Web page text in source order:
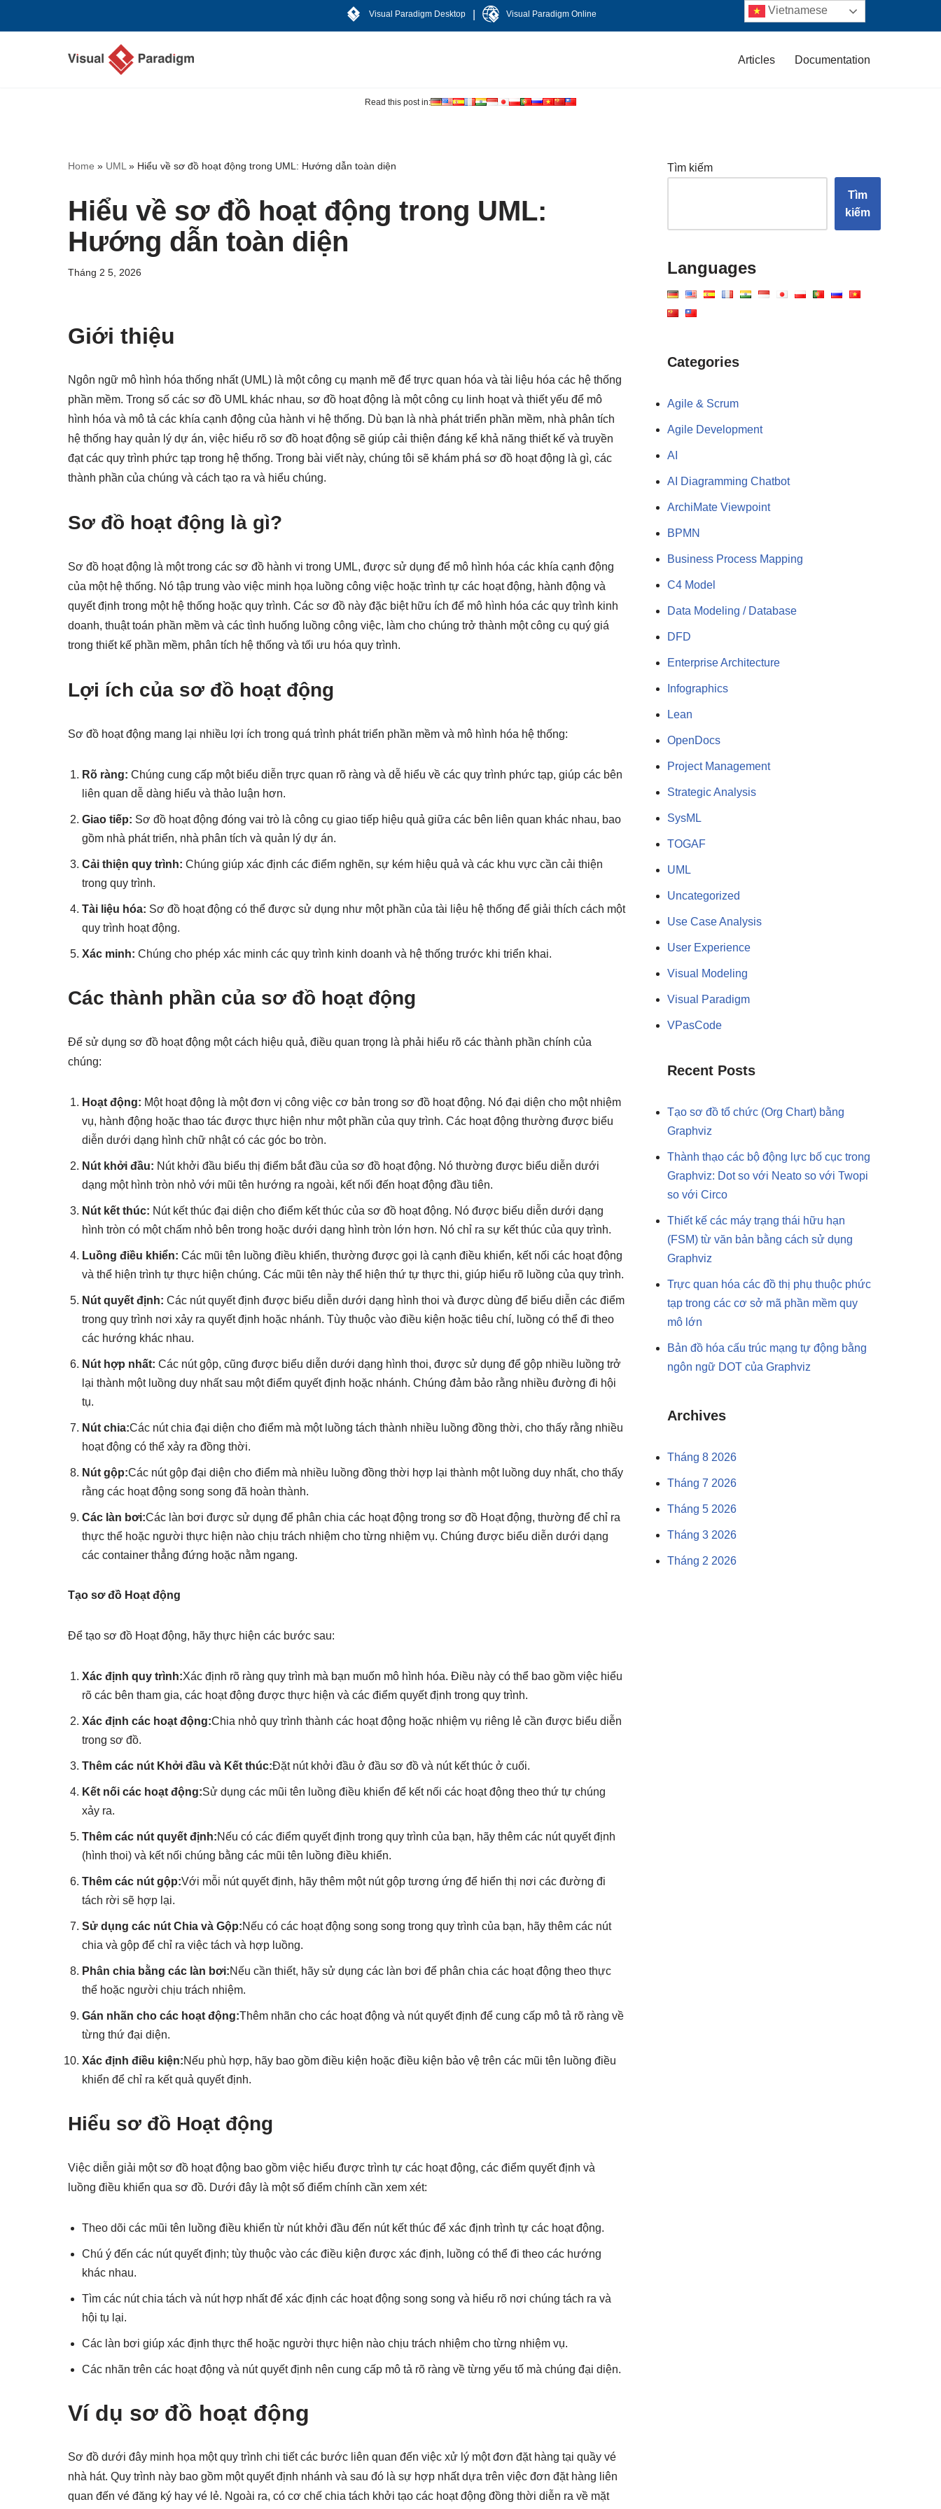
Visual Paradigm Desktop Visual Paradigm Online
Articles Documentation
Read this post in:
Home » UML » Hiểu về sơ đồ hoạt động trong UML: Hướng dẫn toàn diện
Hiểu về sơ đồ hoạt động trong UML:
Hướng dẫn toàn diện
Tháng 2 5, 2026
Giới thiệu
Ngôn ngữ mô hình hóa thống nhất (UML) là một công cụ mạnh mẽ để trực quan hóa và tài liệu hóa các hệ thống
phần mềm. Trong số các sơ đồ UML khác nhau, sơ đồ hoạt động là một công cụ linh hoạt và thiết yếu để mô
hình hóa và mô tả các khía cạnh động của hành vi hệ thống. Dù bạn là nhà phát triển phần mềm, nhà phân tích
hệ thống hay quản lý dự án, việc hiểu rõ sơ đồ hoạt động sẽ giúp cải thiện đáng kể khả năng thiết kế và truyền
đạt các quy trình phức tạp trong hệ thống. Trong bài viết này, chúng tôi sẽ khám phá sơ đồ hoạt động là gì, các
thành phần của chúng và cách tạo ra và hiểu chúng.
Sơ đồ hoạt động là gì?
Sơ đồ hoạt động là một trong các sơ đồ hành vi trong UML, được sử dụng để mô hình hóa các khía cạnh động
của một hệ thống. Nó tập trung vào việc minh họa luồng công việc hoặc trình tự các hoạt động, hành động và
quyết định trong một hệ thống hoặc quy trình. Các sơ đồ này đặc biệt hữu ích để mô hình hóa các quy trình kinh
doanh, thuật toán phần mềm và các tình huống luồng công việc, làm cho chúng trở thành một công cụ quý giá
trong thiết kế phần mềm, phân tích hệ thống và tối ưu hóa quy trình.
Lợi ích của sơ đồ hoạt động
Sơ đồ hoạt động mang lại nhiều lợi ích trong quá trình phát triển phần mềm và mô hình hóa hệ thống:
Rõ ràng: Chúng cung cấp một biểu diễn trực quan rõ ràng và dễ hiểu về các quy trình phức tạp, giúp các bên
liên quan dễ dàng hiểu và thảo luận hơn.
Giao tiếp: Sơ đồ hoạt động đóng vai trò là công cụ giao tiếp hiệu quả giữa các bên liên quan khác nhau, bao
gồm nhà phát triển, nhà phân tích và quản lý dự án.
Cải thiện quy trình: Chúng giúp xác định các điểm nghẽn, sự kém hiệu quả và các khu vực cần cải thiện
trong quy trình.
Tài liệu hóa: Sơ đồ hoạt động có thể được sử dụng như một phần của tài liệu hệ thống để giải thích cách một
quy trình hoạt động.
Xác minh: Chúng cho phép xác minh các quy trình kinh doanh và hệ thống trước khi triển khai.
Các thành phần của sơ đồ hoạt động
Để sử dụng sơ đồ hoạt động một cách hiệu quả, điều quan trọng là phải hiểu rõ các thành phần chính của
chúng:
Hoạt động: Một hoạt động là một đơn vị công việc cơ bản trong sơ đồ hoạt động. Nó đại diện cho một nhiệm
vụ, hành động hoặc thao tác được thực hiện như một phần của quy trình. Các hoạt động thường được biểu
diễn dưới dạng hình chữ nhật có các góc bo tròn.
Nút khởi đầu: Nút khởi đầu biểu thị điểm bắt đầu của sơ đồ hoạt động. Nó thường được biểu diễn dưới
dạng một hình tròn nhỏ với mũi tên hướng ra ngoài, kết nối đến hoạt động đầu tiên.
Nút kết thúc: Nút kết thúc đại diện cho điểm kết thúc của sơ đồ hoạt động. Nó được biểu diễn dưới dạng
hình tròn có một chấm nhỏ bên trong hoặc dưới dạng hình tròn lớn hơn. Nó chỉ ra sự kết thúc của quy trình.
Luồng điều khiển: Các mũi tên luồng điều khiển, thường được gọi là cạnh điều khiển, kết nối các hoạt động
và thể hiện trình tự thực hiện chúng. Các mũi tên này thể hiện thứ tự thực thi, giúp hiểu rõ luồng của quy trình.
Nút quyết định: Các nút quyết định được biểu diễn dưới dạng hình thoi và được dùng để biểu diễn các điểm
trong quy trình nơi xảy ra quyết định hoặc nhánh. Tùy thuộc vào điều kiện hoặc tiêu chí, luồng có thể đi theo
các hướng khác nhau.
Nút hợp nhất: Các nút gộp, cũng được biểu diễn dưới dạng hình thoi, được sử dụng để gộp nhiều luồng trở
lại thành một luồng duy nhất sau một điểm quyết định hoặc nhánh. Chúng đảm bảo rằng nhiều đường đi hội
tụ.
Nút chia:Các nút chia đại diện cho điểm mà một luồng tách thành nhiều luồng đồng thời, cho thấy rằng nhiều
hoạt động có thể xảy ra đồng thời.
Nút gộp:Các nút gộp đại diện cho điểm mà nhiều luồng đồng thời hợp lại thành một luồng duy nhất, cho thấy
rằng các hoạt động song song đã hoàn thành.
Các làn bơi:Các làn bơi được sử dụng để phân chia các hoạt động trong sơ đồ Hoạt động, thường để chỉ ra
thực thể hoặc người thực hiện nào chịu trách nhiệm cho từng nhiệm vụ. Chúng được biểu diễn dưới dạng
các container thẳng đứng hoặc nằm ngang.
Tạo sơ đồ Hoạt động
Để tạo sơ đồ Hoạt động, hãy thực hiện các bước sau:
Xác định quy trình:Xác định rõ ràng quy trình mà bạn muốn mô hình hóa. Điều này có thể bao gồm việc hiểu
rõ các bên tham gia, các hoạt động được thực hiện và các điểm quyết định trong quy trình.
Xác định các hoạt động:Chia nhỏ quy trình thành các hoạt động hoặc nhiệm vụ riêng lẻ cần được biểu diễn
trong sơ đồ.
Thêm các nút Khởi đầu và Kết thúc:Đặt nút khởi đầu ở đầu sơ đồ và nút kết thúc ở cuối.
Kết nối các hoạt động:Sử dụng các mũi tên luồng điều khiển để kết nối các hoạt động theo thứ tự chúng
xảy ra.
Thêm các nút quyết định:Nếu có các điểm quyết định trong quy trình của bạn, hãy thêm các nút quyết định
(hình thoi) và kết nối chúng bằng các mũi tên luồng điều khiển.
Thêm các nút gộp:Với mỗi nút quyết định, hãy thêm một nút gộp tương ứng để hiển thị nơi các đường đi
tách rời sẽ hợp lại.
Sử dụng các nút Chia và Gộp:Nếu có các hoạt động song song trong quy trình của bạn, hãy thêm các nút
chia và gộp để chỉ ra việc tách và hợp luồng.
Phân chia bằng các làn bơi:Nếu cần thiết, hãy sử dụng các làn bơi để phân chia các hoạt động theo thực
thể hoặc người chịu trách nhiệm.
Gán nhãn cho các hoạt động:Thêm nhãn cho các hoạt động và nút quyết định để cung cấp mô tả rõ ràng về
từng thứ đại diện.
Xác định điều kiện:Nếu phù hợp, hãy bao gồm điều kiện hoặc điều kiện bảo vệ trên các mũi tên luồng điều
khiển để chỉ ra kết quả quyết định.
Hiểu sơ đồ Hoạt động
Việc diễn giải một sơ đồ hoạt động bao gồm việc hiểu được trình tự các hoạt động, các điểm quyết định và
luồng điều khiển qua sơ đồ. Dưới đây là một số điểm chính cần xem xét:
Theo dõi các mũi tên luồng điều khiển từ nút khởi đầu đến nút kết thúc để xác định trình tự các hoạt động.
Chú ý đến các nút quyết định; tùy thuộc vào các điều kiện được xác định, luồng có thể đi theo các hướng
khác nhau.
Tìm các nút chia tách và nút hợp nhất để xác định các hoạt động song song và hiểu rõ nơi chúng tách ra và
hội tụ lại.
Các làn bơi giúp xác định thực thể hoặc người thực hiện nào chịu trách nhiệm cho từng nhiệm vụ.
Các nhãn trên các hoạt động và nút quyết định nên cung cấp mô tả rõ ràng về từng yếu tố mà chúng đại diện.
Ví dụ sơ đồ hoạt động
Sơ đồ dưới đây minh họa một quy trình chi tiết các bước liên quan đến việc xử lý một đơn đặt hàng tại quầy vé
nhà hát. Quy trình này bao gồm một quyết định nhánh và sau đó là sự hợp nhất dựa trên việc đơn đặt hàng liên
quan đến vé đăng ký hay vé lẻ. Ngoài ra, có cơ chế chia tách khởi tạo các hoạt động đồng thời diễn ra về mặt
Tìm kiếm
Tìm
kiếm
Languages
Categories
Agile & Scrum
Agile Development
AI
AI Diagramming Chatbot
ArchiMate Viewpoint
BPMN
Business Process Mapping
C4 Model
Data Modeling / Database
DFD
Enterprise Architecture
Infographics
Lean
OpenDocs
Project Management
Strategic Analysis
SysML
TOGAF
UML
Uncategorized
Use Case Analysis
User Experience
Visual Modeling
Visual Paradigm
VPasCode
Recent Posts
Tạo sơ đồ tổ chức (Org Chart) bằng
Graphviz
Thành thạo các bộ động lực bố cục trong
Graphviz: Dot so với Neato so với Twopi
so với Circo
Thiết kế các máy trạng thái hữu hạn
(FSM) từ văn bản bằng cách sử dụng
Graphviz
Trực quan hóa các đồ thị phụ thuộc phức
tạp trong các cơ sở mã phần mềm quy
mô lớn
Bản đồ hóa cấu trúc mạng tự động bằng
ngôn ngữ DOT của Graphviz
Archives
Tháng 8 2026
Tháng 7 2026
Tháng 5 2026
Tháng 3 2026
Tháng 2 2026
Vietnamese